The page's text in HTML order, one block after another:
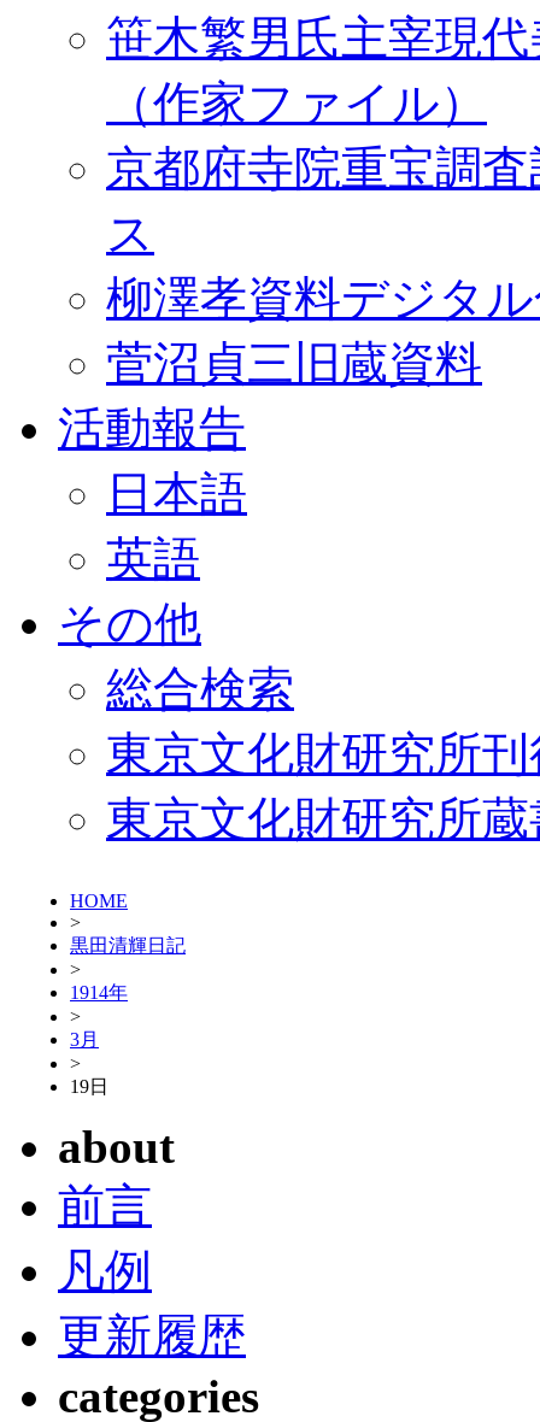
笹木繁男氏主宰現
（作家ファイル）
京都府寺院重宝調
ス
柳澤孝資料デジタ
菅沼貞三旧蔵資料
活動報告
日本語
英語
その他
総合検索
東京文化財研究所
東京文化財研究所
HOME
>
黒田清輝日記
>
1914年
>
3月
>
19日
about
前言
凡例
更新履歴
categories